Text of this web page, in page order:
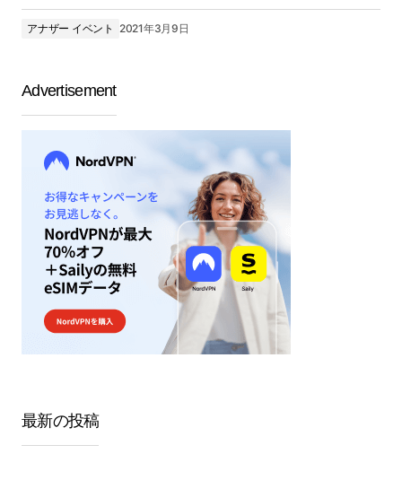
アナザー イベント 2021年3月9日
Advertisement
最新の投稿